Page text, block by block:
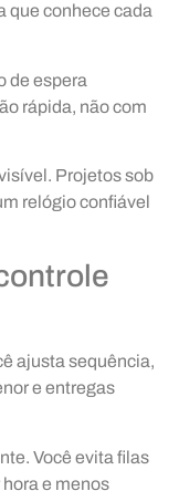
que conhece cada
de espera
rápida, não com
Projetos sob
relógio confiável
ajusta sequência,
e entregas
Você evita filas
e menos